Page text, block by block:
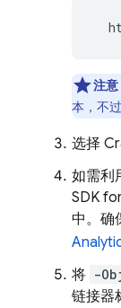
注意
本，不
选择
如需利
SDK
中。确
将 -
链接器